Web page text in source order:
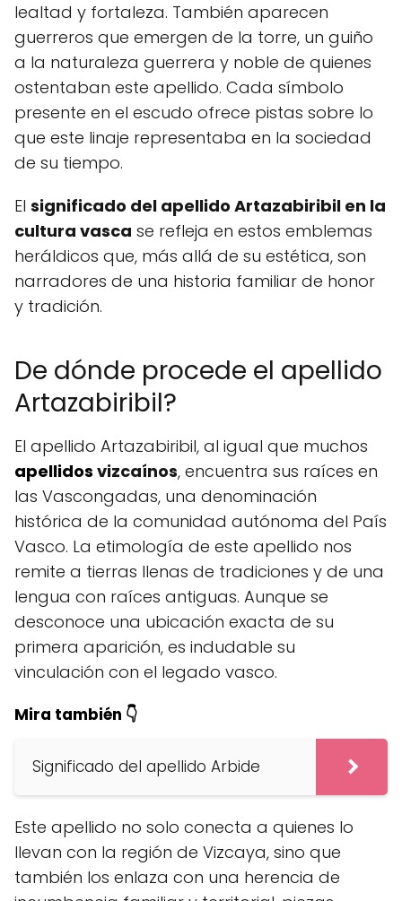
lealtad y fortaleza. También aparecen
guerreros que emergen de la torre, un guiño
a la naturaleza guerrera y noble de quienes
ostentaban este apellido. Cada símbolo
presente en el escudo ofrece pistas sobre lo
que este linaje representaba en la sociedad
de su tiempo.
El significado del apellido Artazabiribil en la
cultura vasca se refleja en estos emblemas
heráldicos que, más allá de su estética, son
narradores de una historia familiar de honor
y tradición.
De dónde procede el apellido
Artazabiribil?
El apellido Artazabiribil, al igual que muchos
apellidos vizcaínos, encuentra sus raíces en
las Vascongadas, una denominación
histórica de la comunidad autónoma del País
Vasco. La etimología de este apellido nos
remite a tierras llenas de tradiciones y de una
lengua con raíces antiguas. Aunque se
desconoce una ubicación exacta de su
primera aparición, es indudable su
vinculación con el legado vasco.
Mira también 👇
Significado del apellido Arbide
Este apellido no solo conecta a quienes lo
llevan con la región de Vizcaya, sino que
también los enlaza con una herencia de